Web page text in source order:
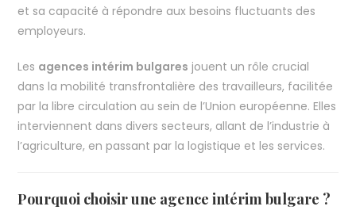
et sa capacité à répondre aux besoins fluctuants des
employeurs.
Les agences intérim bulgares jouent un rôle crucial
dans la mobilité transfrontalière des travailleurs, facilitée
par la libre circulation au sein de l’Union européenne. Elles
interviennent dans divers secteurs, allant de l’industrie à
l’agriculture, en passant par la logistique et les services.
Pourquoi choisir une agence intérim bulgare ?